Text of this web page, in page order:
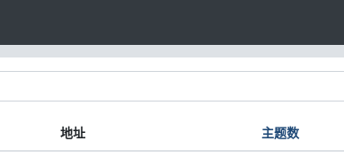
地址 主题数